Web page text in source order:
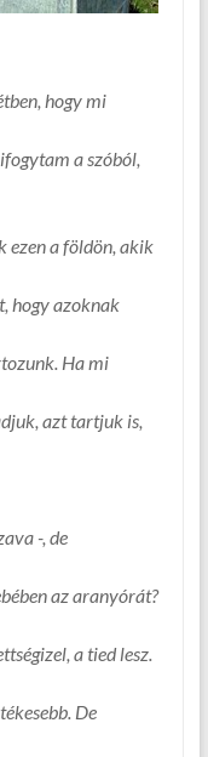
hogy mi
a szóból,
ezen a földön, akik
hogy azoknak
Ha mi
azt tartjuk is,
-, de
az aranyórát?
a tied lesz.
De